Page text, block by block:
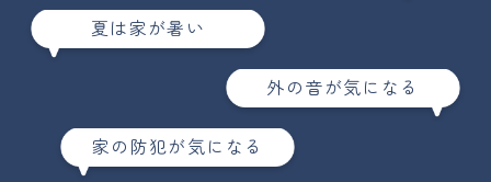
夏は家が暑い
外の音が気になる
家の防犯が気になる